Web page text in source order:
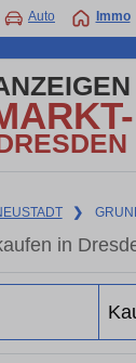
Auto Immo
❯
in